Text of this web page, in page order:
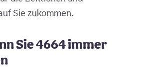
Sie zukommen.
Sie 4664 immer